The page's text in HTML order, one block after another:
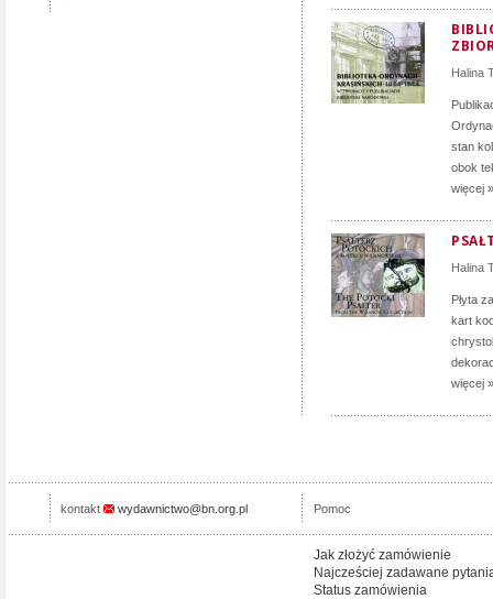
Halina
stan
obok
więcej »
Halina
Płyta
kart
więcej »
kontakt wydawnictwo@bn.org.pl Pomoc
Jak złożyć zamówienie
Najcześciej zadawane
Status zamówienia